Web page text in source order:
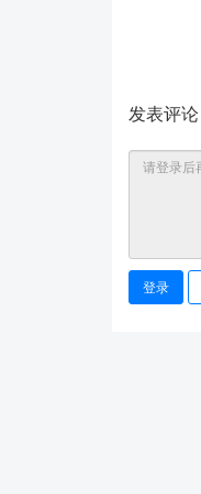
发表评论
登录